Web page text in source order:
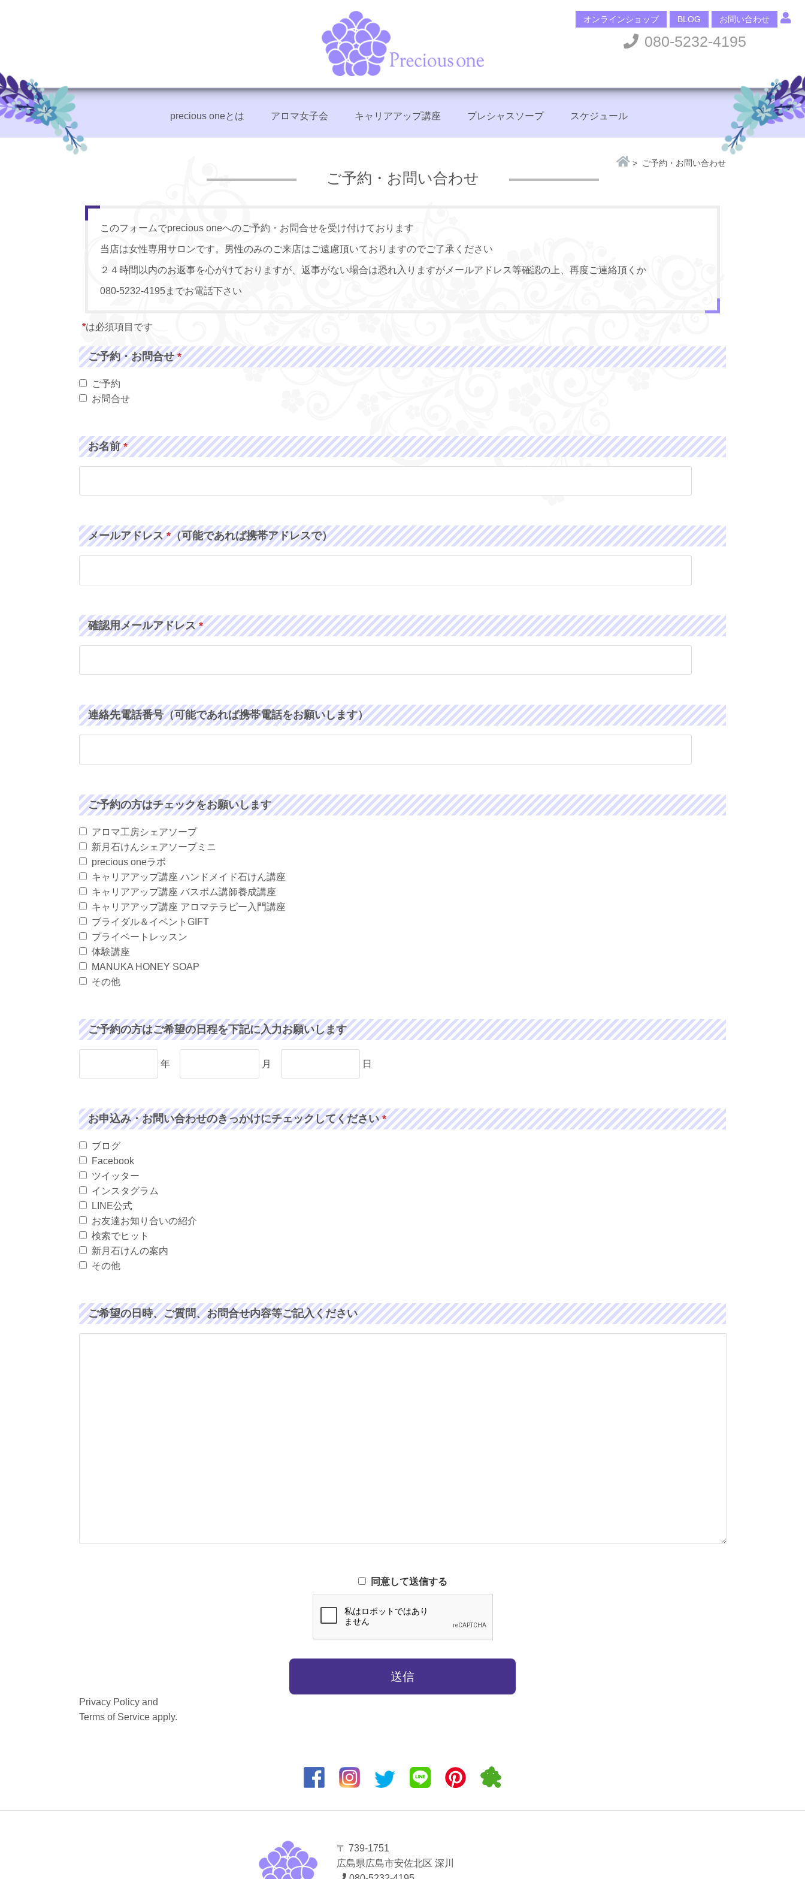
オンラインショップ BLOG お問い合わせ
080-5232-4195
precious oneとは アロマ女子会 キャリアアップ講座 プレシャスソープ スケジュール
> ご予約・お問い合わせ
ご予約・お問い合わせ
このフォームでprecious oneへのご予約・お問合せを受け付けております
当店は女性専用サロンです。男性のみのご来店はご遠慮頂いておりますのでご了承ください
２４時間以内のお返事を心がけておりますが、返事がない場合は恐れ入りますがメールアドレス等確認の上、再度ご連絡頂くか
080-5232-4195までお電話下さい
*は必須項目です
ご予約・お問合せ *
ご予約
お問合せ
お名前 *
メールアドレス *（可能であれば携帯アドレスで）
確認用メールアドレス *
連絡先電話番号（可能であれば携帯電話をお願いします）
ご予約の方はチェックをお願いします
アロマ工房シェアソープ
新月石けんシェアソープミニ
precious oneラボ
キャリアアップ講座 ハンドメイド石けん講座
キャリアアップ講座 バスボム講師養成講座
キャリアアップ講座 アロマテラピー入門講座
ブライダル＆イベントGIFT
プライベートレッスン
体験講座
MANUKA HONEY SOAP
その他
ご予約の方はご希望の日程を下記に入力お願いします
年 月 日
お申込み・お問い合わせのきっかけにチェックしてください *
ブログ
Facebook
ツイッター
インスタグラム
LINE公式
お友達お知り合いの紹介
検索でヒット
新月石けんの案内
その他
ご希望の日時、ご質問、お問合せ内容等ご記入ください
同意して送信する
Privacy Policy and
Terms of Service apply.
〒 739-1751
広島県広島市安佐北区 深川